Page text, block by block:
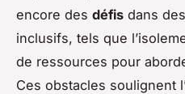
encore des défis dans
inclusifs, tels que
de ressources pour
Ces obstacles soulignent